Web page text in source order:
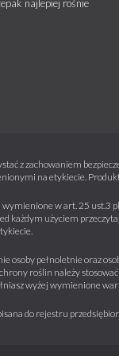
najlepiej rośnie
z zachowaniem
na etykiecie.
wymienione w art. 25 ust.3
każdym użyciem
osoby pełnoletnie oraz
roślin należy
wyżej wymienione
do rejestru